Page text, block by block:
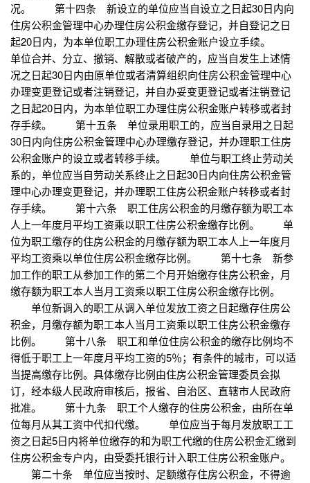
况。 第十四条 新设立的单位应当自设立之日起30日内向
住房公积金管理中心办理住房公积金缴存登记，并自登记之日
起20日内，为本单位职工办理住房公积金账户设立手续。
单位合并、分立、撤销、解散或者破产的，应当自发生上述情
况之日起30日内由原单位或者清算组织向住房公积金管理中心
办理变更登记或者注销登记，并自办妥变更登记或者注销登记
之日起20日内，为本单位职工办理住房公积金账户转移或者封
存手续。 第十五条 单位录用职工的，应当自录用之日起
30日内向住房公积金管理中心办理缴存登记，并办理职工住房
公积金账户的设立或者转移手续。 单位与职工终止劳动关
系的，单位应当自劳动关系终止之日起30日内向住房公积金管
理中心办理变更登记，并办理职工住房公积金账户转移或者封
存手续。 第十六条 职工住房公积金的月缴存额为职工本
人上一年度月平均工资乘以职工住房公积金缴存比例。 单
位为职工缴存的住房公积金的月缴存额为职工本人上一年度月
平均工资乘以单位住房公积金缴存比例。 第十七条 新参
加工作的职工从参加工作的第二个月开始缴存住房公积金，月
缴存额为职工本人当月工资乘以职工住房公积金缴存比例。
单位新调入的职工从调入单位发放工资之日起缴存住房公
积金，月缴存额为职工本人当月工资乘以职工住房公积金缴存
比例。 第十八条 职工和单位住房公积金的缴存比例均不
得低于职工上一年度月平均工资的5％；有条件的城市，可以适
当提高缴存比例。具体缴存比例由住房公积金管理委员会拟
订，经本级人民政府审核后，报省、自治区、直辖市人民政府
批准。 第十九条 职工个人缴存的住房公积金，由所在单
位每月从其工资中代扣代缴。 单位应当于每月发放职工工
资之日起5日内将单位缴存的和为职工代缴的住房公积金汇缴到
住房公积金专户内，由受委托银行计入职工住房公积金账户。
第二十条 单位应当按时、足额缴存住房公积金，不得逾